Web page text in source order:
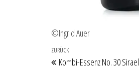
©Ingrid Auer
Beitragsnavigation
Vorheriger Beitrag
ZURÜCK
Kombi-Essenz No. 30 Sirael